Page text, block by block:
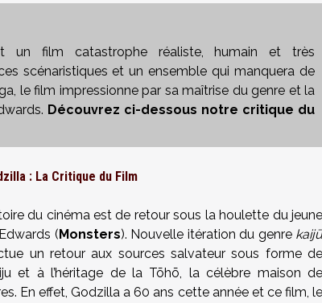
un film catastrophe réaliste, humain et très
scénaristiques et un ensemble qui manquera de
le film impressionne par sa maîtrise du genre et la
Découvrez ci-dessous notre critique du
: La Critique du Film
du cinéma est de retour sous la houlette du jeune
(Monsters). Nouvelle itération du genre
un retour aux sources salvateur sous forme de
et à l’héritage de la Tōhō, la célèbre maison de
En effet, Godzilla a 60 ans cette année et ce film, le